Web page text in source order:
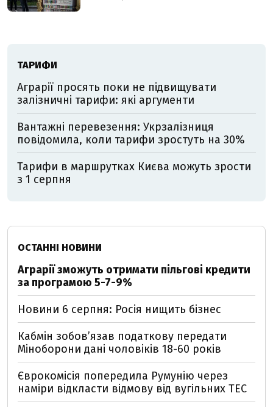
ТАРИФИ
Аграрії просять поки не підвищувати
залізничні тарифи: які аргументи
Вантажні перевезення: Укрзалізниця
повідомила, коли тарифи зростуть на 30%
Тарифи в маршрутках Києва можуть зрости
з 1 серпня
ОСТАННІ НОВИНИ
Аграрії зможуть отримати пільгові кредити
за програмою 5-7-9%
Новини 6 серпня: Росія нищить бізнес
Кабмін зобовʼязав податкову передати
Міноборони дані чоловіків 18-60 років
Єврокомісія попередила Румунію через
наміри відкласти відмову від вугільних ТЕС